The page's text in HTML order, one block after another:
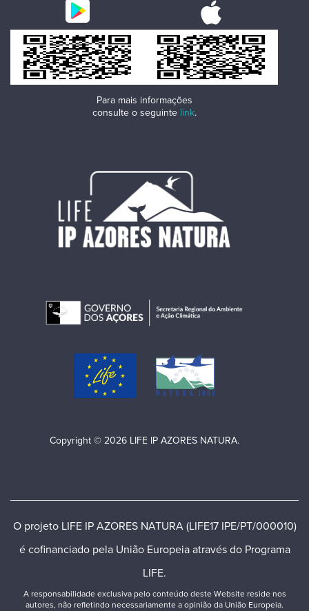
Copyright © 2026 LIFE IP AZORES NATURA.
Para mais informações
consulte o seguinte link.
O projeto LIFE IP AZORES NATURA (LIFE17 IPE/PT/000010)
é cofinanciado pela União Europeia através do Programa
LIFE.
A responsabilidade exclusiva pelo conteúdo deste Website reside nos
autores, não refletindo necessariamente a opinião da União Europeia.